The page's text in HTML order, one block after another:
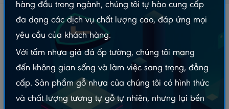
Sàn gỗ cốt xanh Kosmos 8mm – K81
hàng đầu trong ngành, chúng tôi tự hào cung cấp
đa dạng các dịch vụ chất lượng cao, đáp ứng mọi
yêu cầu của khách hàng.
Với tấm nhựa giả đá ốp tường, chúng tôi mang
đến không gian sống và làm việc sang trọng, đẳng
cấp. Sản phẩm gỗ nhựa của chúng tôi có hình thức
và chất lượng tương tự gỗ tự nhiên, nhưng lại bền